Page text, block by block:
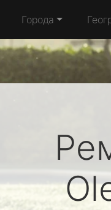
Города